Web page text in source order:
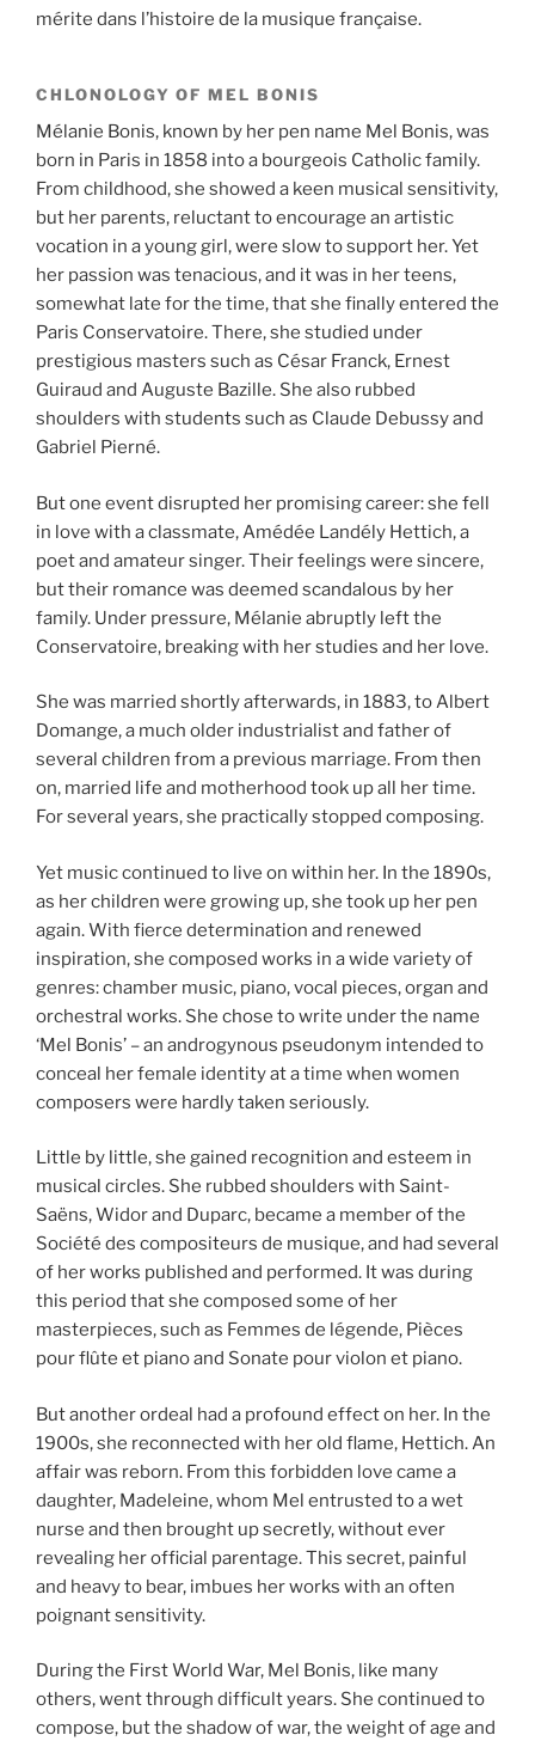
mérite dans l’histoire de la musique française.
CHLONOLOGY OF MEL BONIS
Mélanie Bonis, known by her pen name Mel Bonis, was
born in Paris in 1858 into a bourgeois Catholic family.
From childhood, she showed a keen musical sensitivity,
but her parents, reluctant to encourage an artistic
vocation in a young girl, were slow to support her. Yet
her passion was tenacious, and it was in her teens,
somewhat late for the time, that she finally entered the
Paris Conservatoire. There, she studied under
prestigious masters such as César Franck, Ernest
Guiraud and Auguste Bazille. She also rubbed
shoulders with students such as Claude Debussy and
Gabriel Pierné.
But one event disrupted her promising career: she fell
in love with a classmate, Amédée Landély Hettich, a
poet and amateur singer. Their feelings were sincere,
but their romance was deemed scandalous by her
family. Under pressure, Mélanie abruptly left the
Conservatoire, breaking with her studies and her love.
She was married shortly afterwards, in 1883, to Albert
Domange, a much older industrialist and father of
several children from a previous marriage. From then
on, married life and motherhood took up all her time.
For several years, she practically stopped composing.
Yet music continued to live on within her. In the 1890s,
as her children were growing up, she took up her pen
again. With fierce determination and renewed
inspiration, she composed works in a wide variety of
genres: chamber music, piano, vocal pieces, organ and
orchestral works. She chose to write under the name
‘Mel Bonis’ – an androgynous pseudonym intended to
conceal her female identity at a time when women
composers were hardly taken seriously.
Little by little, she gained recognition and esteem in
musical circles. She rubbed shoulders with Saint-
Saëns, Widor and Duparc, became a member of the
Société des compositeurs de musique, and had several
of her works published and performed. It was during
this period that she composed some of her
masterpieces, such as Femmes de légende, Pièces
pour flûte et piano and Sonate pour violon et piano.
But another ordeal had a profound effect on her. In the
1900s, she reconnected with her old flame, Hettich. An
affair was reborn. From this forbidden love came a
daughter, Madeleine, whom Mel entrusted to a wet
nurse and then brought up secretly, without ever
revealing her official parentage. This secret, painful
and heavy to bear, imbues her works with an often
poignant sensitivity.
During the First World War, Mel Bonis, like many
others, went through difficult years. She continued to
compose, but the shadow of war, the weight of age and